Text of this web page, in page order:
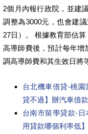
2個月內報行政院，並建
調整為3000元，也會建
27日）。 根據教育部估
高導師費後，預計每年增
調高導師費和其生效日將
台北機車借貸-桃
貸不過】辦汽車借
台南市留學貸款-
用貸款哪個利率低